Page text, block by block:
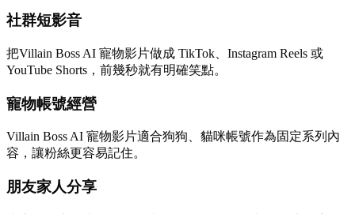
社群短影音
把Villain Boss AI 寵物影片做成 TikTok、Instagram Reels 或
YouTube Shorts，前幾秒就有明確笑點。
寵物帳號經營
Villain Boss AI 寵物影片適合狗狗、貓咪帳號作為固定系列內
容，讓粉絲更容易記住。
朋友家人分享